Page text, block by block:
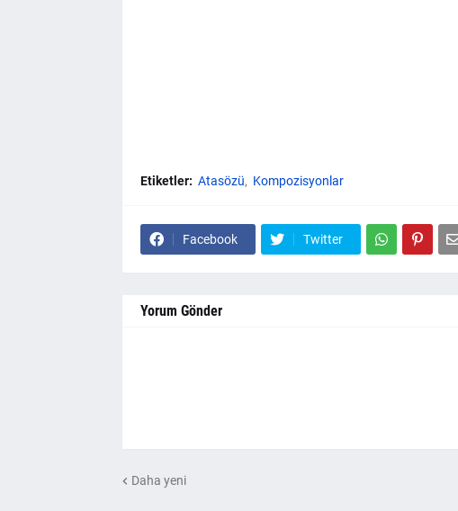
Etiketler: Atasözü Kompozisyonlar
Facebook Twitter
Yorum Gönder
Daha yeni